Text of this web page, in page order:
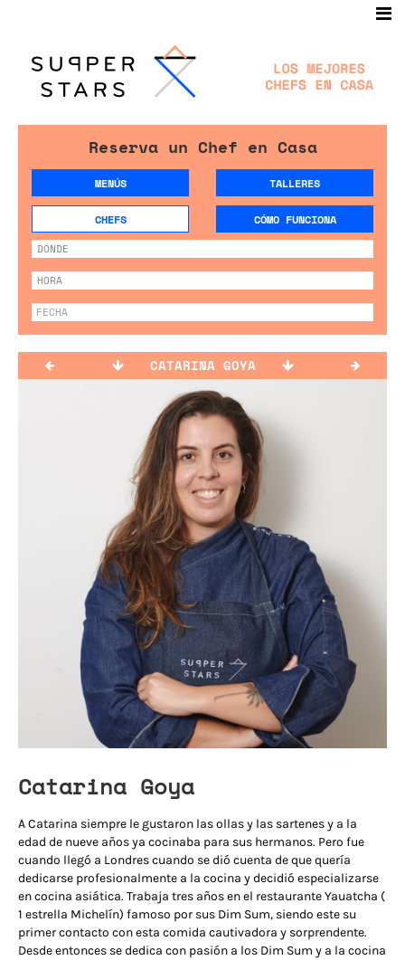
Reserva un Chef en Casa
MENÚS TALLERES
CHEFS CÓMO FUNCIONA
CATARINA GOYA
Catarina Goya
A Catarina siempre le gustaron las ollas y las sartenes y a la
edad de nueve años ya cocinaba para sus hermanos. Pero fue
cuando llegó a Londres cuando se dió cuenta de que quería
dedicarse profesionalmente a la cocina y decidió especializarse
en cocina asiática. Trabaja tres años en el restaurante Yauatcha (
1 estrella Michelín) famoso por sus Dim Sum, siendo este su
primer contacto con esta comida cautivadora y sorprendente.
Desde entonces se dedica con pasión a los Dim Sum y a la cocina